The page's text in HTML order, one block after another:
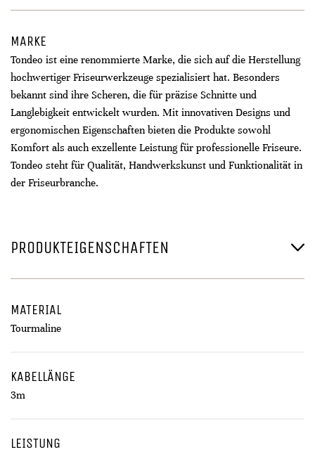
MARKE
Tondeo ist eine renommierte Marke, die sich auf die Herstellung
hochwertiger Friseurwerkzeuge spezialisiert hat. Besonders
bekannt sind ihre Scheren, die für präzise Schnitte und
Langlebigkeit entwickelt wurden. Mit innovativen Designs und
ergonomischen Eigenschaften bieten die Produkte sowohl
Komfort als auch exzellente Leistung für professionelle Friseure.
Tondeo steht für Qualität, Handwerkskunst und Funktionalität in
der Friseurbranche.
PRODUKTEIGENSCHAFTEN
MATERIAL
Tourmaline
KABELLÄNGE
3m
LEISTUNG